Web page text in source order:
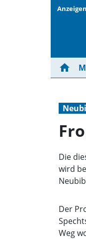
Anzeigen
home
Die
wird
Der
Weg